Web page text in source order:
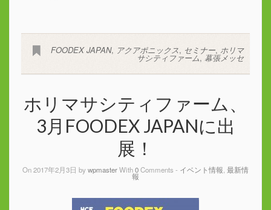
FOODEX JAPAN, アクアポニックス, セミナー, ホリマ
サシティファーム, 幕張メッセ
ホリマサシティファーム、
3月FOODEX JAPANに出
展！
On 2017年2月3日 bywpmasterWith0Comments - イベント情報, 最新情
報